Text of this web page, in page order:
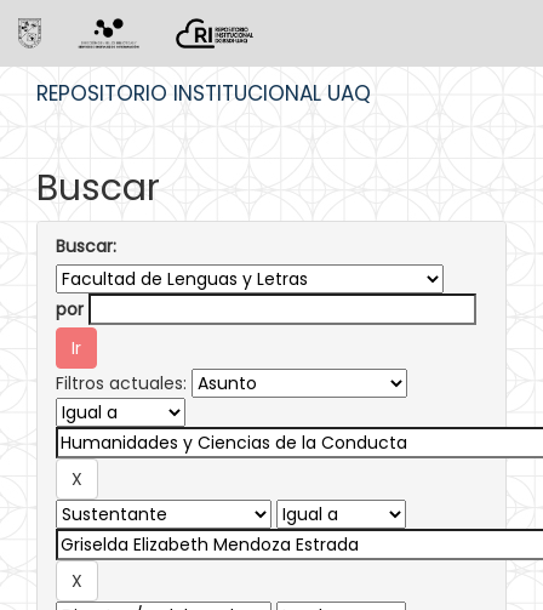
REPOSITORIO INSTITUCIONAL UAQ
Buscar
Buscar:
por
Filtros actuales: